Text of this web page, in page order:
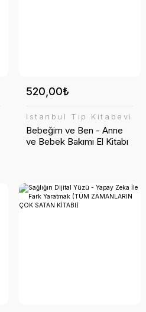
520,00₺
İstanbul Tıp Kitabevi
Bebeğim ve Ben - Anne
ve Bebek Bakımı El Kitabı